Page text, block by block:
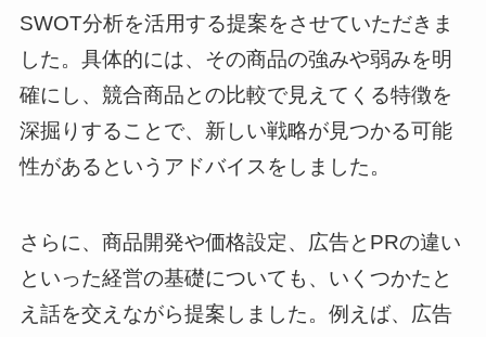
SWOT分析を活用する提案をさせていただきま
した。具体的には、その商品の強みや弱みを明
確にし、競合商品との比較で見えてくる特徴を
深掘りすることで、新しい戦略が見つかる可能
性があるというアドバイスをしました。
さらに、商品開発や価格設定、広告とPRの違い
といった経営の基礎についても、いくつかたと
え話を交えながら提案しました。例えば、広告